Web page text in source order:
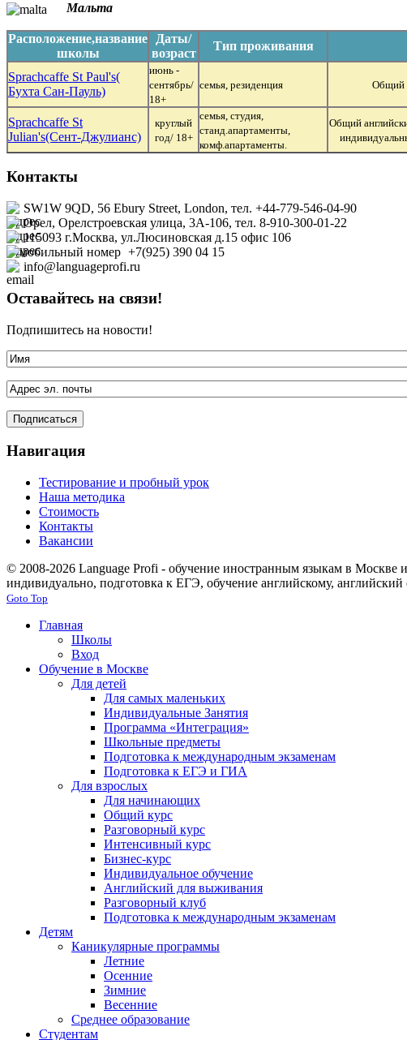
Мальта
Расположение,название
школы
Даты/
возраст
Тип проживания
Sprachcaffe St Paul's(
Бухта Сан-Пауль)
июнь -
сентябрь/
18+
семья, резиденция Общий
Sprachcaffe St
Julian's(Сент-Джулианс)
круглый
год/ 18+
семья, студия,
станд.апартаменты,
комф.апартаменты.
Общий
Контакты
SW1W 9QD, 56 Ebury Street, London, тел. +44-779-546-04-90
Орел, Орелстроевская улица, 3А-106, тел. 8-910-300-01-22
115093 г.Москва, ул.Люсиновская д.15 офис 106
+7(925) 390 04 15
info@languageprofi.ru
Оставайтесь на связи!
Подпишитесь на новости!
Навигация
Тестирование и пробный урок
Наша методика
Стоимость
Контакты
Вакансии
© 2008-2026 Language Profi - обучение иностранным языкам в
индивидуально, подготовка к ЕГЭ, обучение английскому,
Goto Top
Главная
Школы
Вход
Обучение в Москве
Для детей
Для самых маленьких
Индивидуальные Занятия
Программа «Интеграция»
Школьные предметы
Подготовка к международным экзаменам
Подготовка к ЕГЭ и ГИА
Для взрослых
Для начинающих
Общий курс
Разговорный курс
Интенсивный курс
Бизнес-курс
Индивидуальное обучение
Английский для выживания
Разговорный клуб
Подготовка к международным экзаменам
Детям
Каникулярные программы
Летние
Осенние
Зимние
Весенние
Среднее образование
Студентам